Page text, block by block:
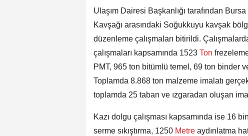
Ulaşım Dairesi Başkanlığı tarafından Bursa
Kavşağı arasındaki Soğukkuyu kavşak
düzenleme çalışmaları bitirildi.
çalışmaları kapsamında 1523 Ton
PMT, 965 ton bitümlü temel, 69 ton binder
Toplamda 8.868 ton malzeme imalatı
toplamda 25 taban ve ızgaradan oluşan
Kazı dolgu çalışması kapsamında ise 16
serme sıkıştırma, 1250 Metre aydınlatma